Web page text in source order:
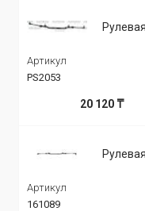
Артикул
PS2053
20 120 ₸
Артикул
161089